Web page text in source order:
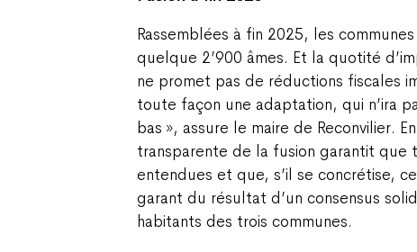
Rassemblées à fin 2025, les
quelque 2’900 âmes. Et la quotité
ne promet pas de réductions fiscales
toute façon une adaptation, qui n’ira
bas », assure le maire de Reconvilier.
transparente de la fusion garantit que
entendues et que, s’il se concrétise,
garant du résultat d’un consensus
habitants des trois communes.